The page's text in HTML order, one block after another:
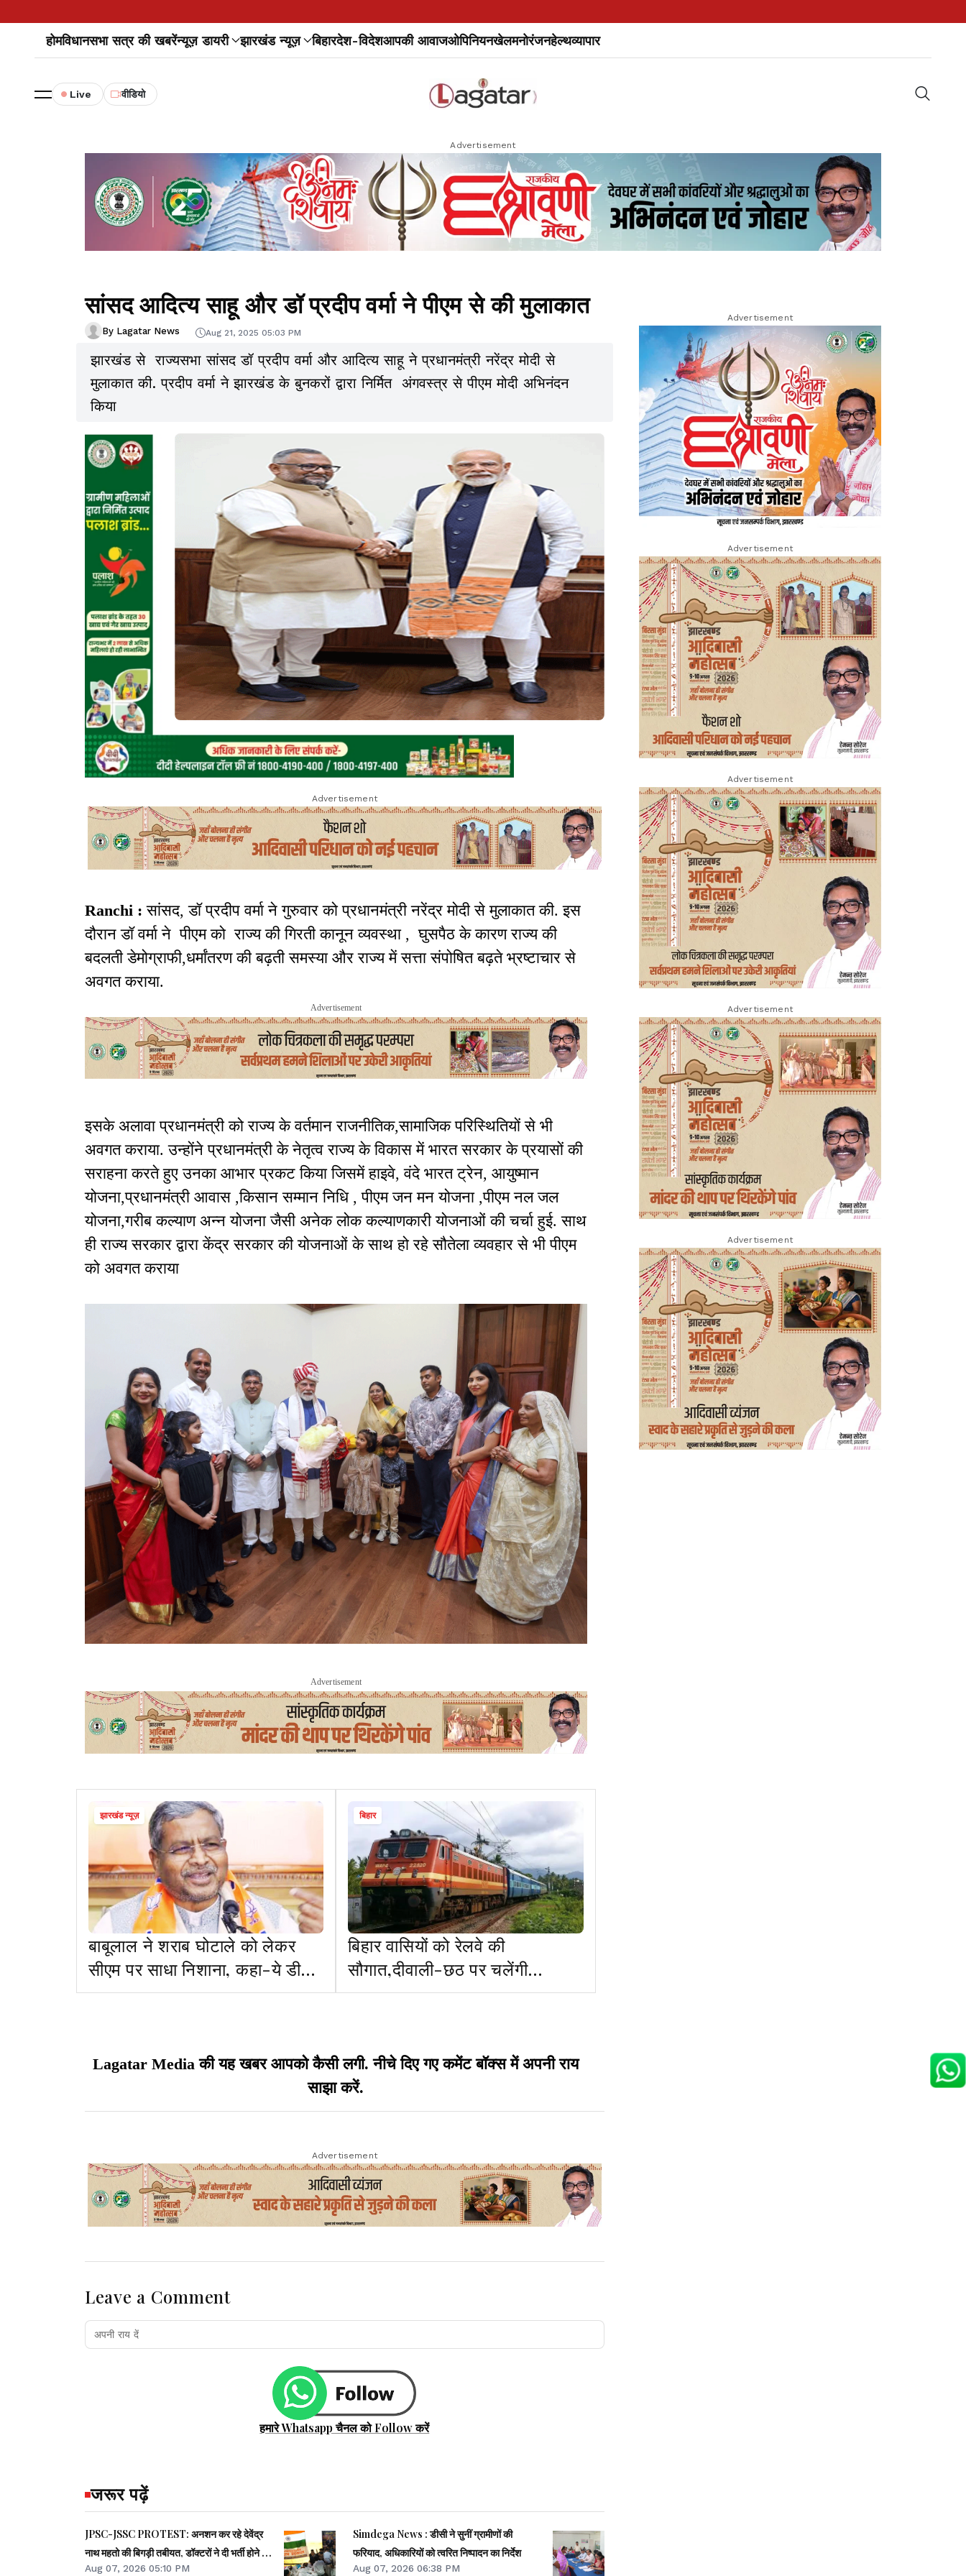
होमविधानसभा सत्र की खबरेंन्यूज़ डायरी झारखंड न्यूज़ बिहारदेश-विदेशआपकी आवाजओपिनियनखेलमनोरंजनहेल्थव्यापार
Live वीडियो
Advertisement
सांसद आदित्य साहू और डॉ प्रदीप वर्मा ने पीएम से की मुलाकात
By Lagatar News Aug 21, 2025 05:03 PM
झारखंड से राज्यसभा सांसद डॉ प्रदीप वर्मा और आदित्य साहू ने प्रधानमंत्री नरेंद्र मोदी से
मुलाकात की. प्रदीप वर्मा ने झारखंड के बुनकरों द्वारा निर्मित अंगवस्त्र से पीएम मोदी अभिनंदन
किया
Advertisement
Ranchi :सांसद, डॉ प्रदीप वर्मा ने गुरुवार को प्रधानमंत्री नरेंद्र मोदी से मुलाकात की. इस
दौरान डॉ वर्मा ने पीएम को राज्य की गिरती कानून व्यवस्था , घुसपैठ के कारण राज्य की
बदलती डेमोग्राफी,धर्मांतरण की बढ़ती समस्या और राज्य में सत्ता संपोषित बढ़ते भ्रष्टाचार से
अवगत कराया.
Advertisement
इसके अलावा प्रधानमंत्री को राज्य के वर्तमान राजनीतिक,सामाजिक परिस्थितियों से भी
अवगत कराया. उन्होंने प्रधानमंत्री के नेतृत्व राज्य के विकास में भारत सरकार के प्रयासों की
सराहना करते हुए उनका आभार प्रकट किया जिसमें हाइवे, वंदे भारत ट्रेन, आयुष्मान
योजना,प्रधानमंत्री आवास ,किसान सम्मान निधि , पीएम जन मन योजना ,पीएम नल जल
योजना,गरीब कल्याण अन्न योजना जैसी अनेक लोक कल्याणकारी योजनाओं की चर्चा हुई. साथ
ही राज्य सरकार द्वारा केंद्र सरकार की योजनाओं के साथ हो रहे सौतेला व्यवहार से भी पीएम
को अवगत कराया
Advertisement
झारखंड न्यूज़
बाबूलाल ने शराब घोटाले को लेकर
सीएम पर साधा निशाना, कहा-ये डील
बहुत बड़ी है
बिहार
बिहार वासियों को रेलवे की
सौगात,दीवाली-छठ पर चलेंगी
12,000 स्पेशल ट्रेनें
Lagatar Media की यह खबर आपको कैसी लगी. नीचे दिए गए कमेंट बॉक्स में अपनी राय
साझा करें.
Advertisement
Leave a Comment
हमारे Whatsapp चैनल को Follow करें
जरूर पढ़ें
JPSC-JSSC PROTEST: अनशन कर रहे देवेंद्र
नाथ महतो की बिगड़ी तबीयत, डॉक्टरों ने दी भर्ती होने की
सलाह
Aug 07, 2026 05:10 PM
Simdega News : डीसी ने सुनीं ग्रामीणों की
फरियाद, अधिकारियों को त्वरित निष्पादन का निर्देश
Aug 07, 2026 06:38 PM
Advertisement
Advertisement
Advertisement
Advertisement
Advertisement